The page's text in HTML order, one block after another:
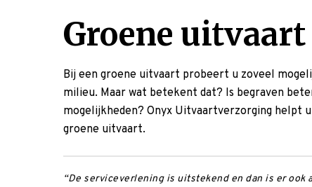
Groene uitvaart
Bij een groene uitvaart probeert u zoveel
milieu. Maar wat betekent dat? Is begraven
mogelijkheden? Onyx Uitvaartverzorging helpt
groene uitvaart.
“De serviceverlening is uitstekend en dan is er ook
Wensenboekje
Meer weten over: Uitvaartkosten